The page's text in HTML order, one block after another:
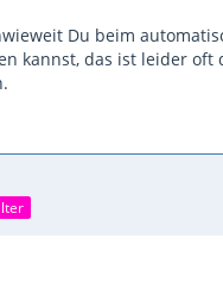
Du beim
kannst, das ist leider oft